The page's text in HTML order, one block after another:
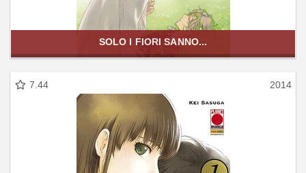
SOLO I FIORI SANNO...
7.44 2014